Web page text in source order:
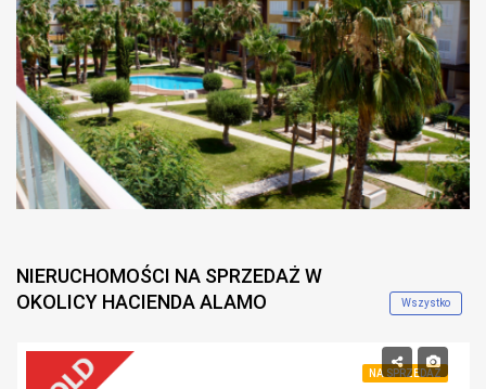
NIERUCHOMOŚCI NA SPRZEDAŻ W
OKOLICY HACIENDA ALAMO
Wszystko
NA SPRZEDAŻ
85,000€